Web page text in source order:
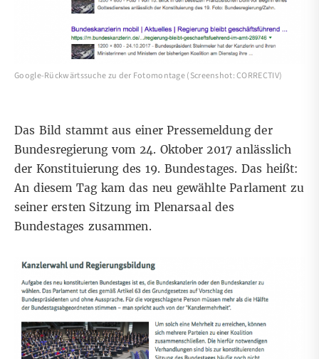
Google-Rückwärtssuche zu der Fotomontage (Screenshot: CORRECTIV)
Das Bild stammt aus einerPressemeldungder
Bundesregierung vom 24. Oktober 2017 anlässlich
der Konstituierung des 19. Bundestages. Das heißt:
An diesem Tag kam das neu gewählte Parlament zu
seiner ersten Sitzung im Plenarsaal des
Bundestages zusammen.